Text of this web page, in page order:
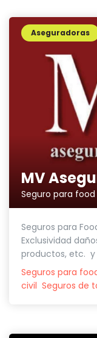
MV
Seguro para
Aseguradoras
Seguros para
Exclusividad
productos, etc. y
Seguros para
civil Seguros de